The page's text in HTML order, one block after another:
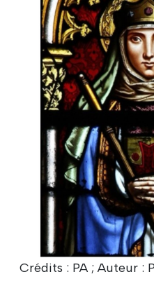
Crédits : PA ; Auteur :